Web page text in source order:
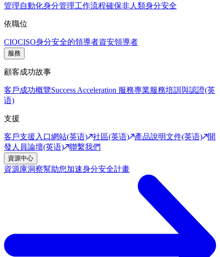
管理自動化身分管理工作流程確保非人類身分安全
依職位
CIOCISO身分安全的領導者資安領導者
服務
顧客成功故事
客戶成功概覽Success Acceleration 服務專業服務培訓與認證(英
语)
支援
客戶支援入口網站(英语) 社區(英语) 產品說明文件(英语)
開
發人員論壇(英语)
聯繫我們
資源中心
資源庫洞察幫助您加速身分安全計畫